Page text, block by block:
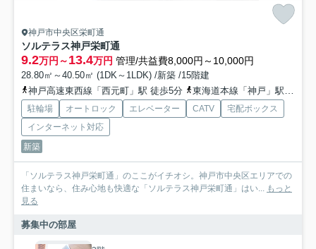
神戸市中央区栄町通
ソルテラス神戸栄町通
9.2万円～13.4万円 管理/共益費8,000円～10,000円
28.80㎡～40.50㎡ (1DK～1LDK) /新築 /15階建
神戸高速東西線「西元町」駅 徒歩5分
東海道本線「神戸」駅 徒歩6分
駐輪場 オートロック エレベーター CATV
宅配ボックス
インターネット対応
新築
「ソルテラス神戸栄町通」のここがイチオシ。神戸市中央区エリアでの
住まいなら、住み心地も快適な「ソルテラス神戸栄町通」はい... もっと
見る
募集中の部屋